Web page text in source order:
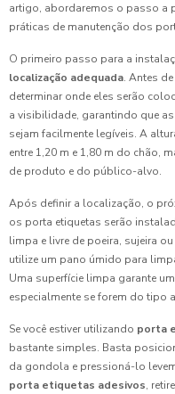
artigo, abordaremos o passo a
práticas de manutenção dos
O primeiro passo para a
localização adequada. Antes
determinar onde eles serão
a visibilidade, garantindo que
sejam facilmente legíveis. A
entre 1,20 m e 1,80 m do chão,
de produto e do público-alvo.
Após definir a localização, o
os porta etiquetas serão
limpa e livre de poeira, sujeira
utilize um pano úmido para
Uma superfície limpa garante
especialmente se forem do tipo
Se você estiver utilizando porta
bastante simples. Basta
da gondola e pressioná-lo
porta etiquetas adesivos,